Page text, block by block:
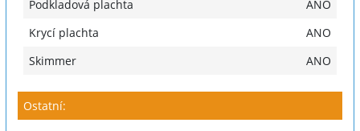
Podkladová plachta
ANO
Krycí plachta
ANO
Skimmer
ANO
Ostatní: